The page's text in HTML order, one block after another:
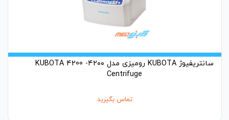
سانتریفیوژ KUBOTA رومیزی مدل ۴۲۰۰- 4200 KUBOTA
Centrifuge
تماس بگیرید